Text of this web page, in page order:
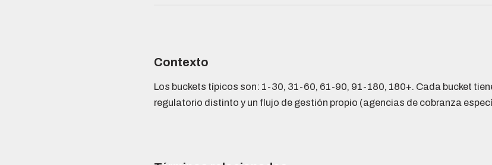
Contexto
Los buckets típicos son: 1-30, 31-60, 61-90, 91-180, 180+. Cada bucket
regulatorio distinto y un flujo de gestión propio (agencias de cobranza